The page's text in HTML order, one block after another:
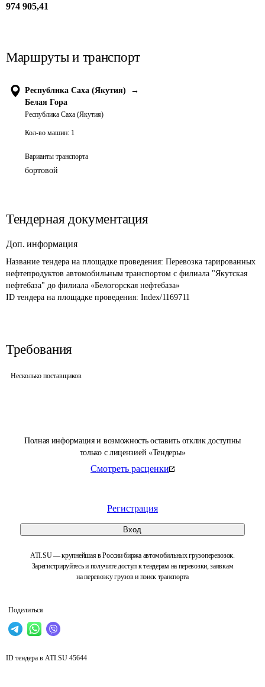
Полная информация и возможность оставить отклик доступны
только с лицензией «Тендеры»
Смотреть расценки
Регистрация
Вход
ATI.SU — крупнейшая в России биржа автомобильных грузоперевозок.
Зарегистрируйтесь и получите доступ к тендерам на перевозки, заявкам
на перевозку грузов и поиск транспорта
Поделиться
974 905,41
Маршруты и транспорт
Республика Саха (Якутия)
→
Белая Гора
Республика Саха (Якутия)
Кол-во машин: 1
Варианты транспорта
бортовой
Тендерная документация
Доп. информация
Название тендера на площадке проведения: Перевозка тарированных
нефтепродуктов автомобильным транспортом с филиала "Якутская
нефтебаза" до филиала «Белогорская нефтебаза»
ID тендера на площадке проведения: Index/1169711
Требования
Несколько поставщиков
ID тендера в ATI.SU 45644